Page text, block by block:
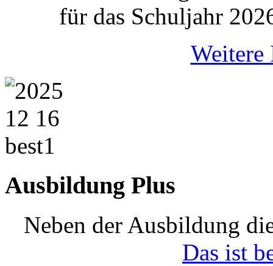
für das Schuljahr
Weitere
Ausbildung Plus
Neben der Ausbildung
Das ist